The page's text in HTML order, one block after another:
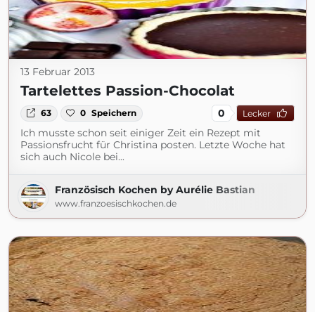
13 Februar 2013
Tartelettes Passion-Chocolat
63 0 Speichern 0 Lecker
Ich musste schon seit einiger Zeit ein Rezept mit
Passionsfrucht für Christina posten. Letzte Woche hat
sich auch Nicole bei...
Französisch Kochen by Aurélie Bastian
www.franzoesischkochen.de